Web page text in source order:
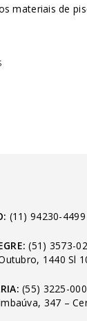
materiais de
(11) 94230-4499
(51) 3573-
1440 Sl
(55) 3225-
347 –